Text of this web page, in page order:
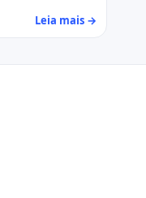
Leia mais →